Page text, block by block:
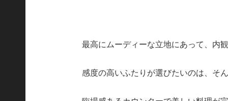
最高にムーディーな立地にあって、内
感度の高いふたりが選びたいのは、そ